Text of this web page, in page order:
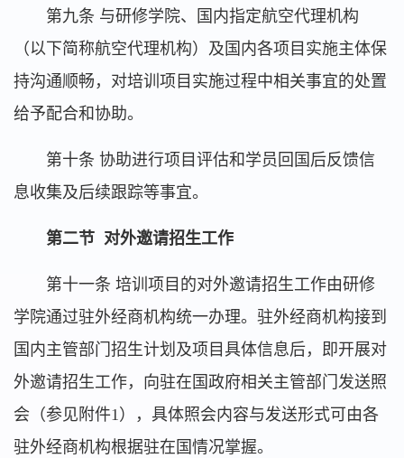
第九条 与研修学院、国内指定航空代理机构
（以下简称航空代理机构）及国内各项目实施主体保
持沟通顺畅，对培训项目实施过程中相关事宜的处置
给予配合和协助。
第十条 协助进行项目评估和学员回国后反馈信
息收集及后续跟踪等事宜。
第二节 对外邀请招生工作
第十一条 培训项目的对外邀请招生工作由研修
学院通过驻外经商机构统一办理。驻外经商机构接到
国内主管部门招生计划及项目具体信息后，即开展对
外邀请招生工作，向驻在国政府相关主管部门发送照
会（参见附件1），具体照会内容与发送形式可由各
驻外经商机构根据驻在国情况掌握。